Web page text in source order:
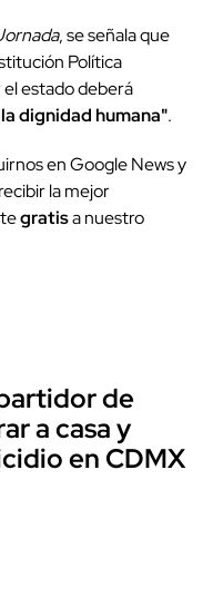
, se señala que
Política
el estado deberá
dignidad humana".
en Google News y
la mejor
gratisa nuestro
de
a casa y
en CDMX